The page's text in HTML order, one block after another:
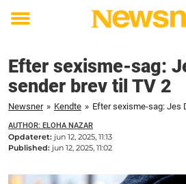
Toggle
Efter sexisme-sag:
sender brev til TV 2
Newsner » Kendte » Efter sexisme-sag: Jes
AUTHOR: ELOHA NAZAR
Opdateret: jun 12, 2025, 11:13
Published: jun 12, 2025, 11:02